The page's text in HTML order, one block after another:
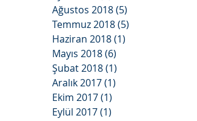
Ağustos 2018(5)
Temmuz 2018(5)
Haziran 2018(1)
Mayıs 2018(6)
Şubat 2018(1)
Aralık 2017(1)
Ekim 2017(1)
Eylül 2017(1)